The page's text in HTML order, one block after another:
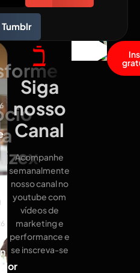
for
Siga
nosso
Canal
Acompanhe
semanalmente
nosso canal no
youtube com
vídeos de
marketing e
performance e
se inscreva-se
Tumblr